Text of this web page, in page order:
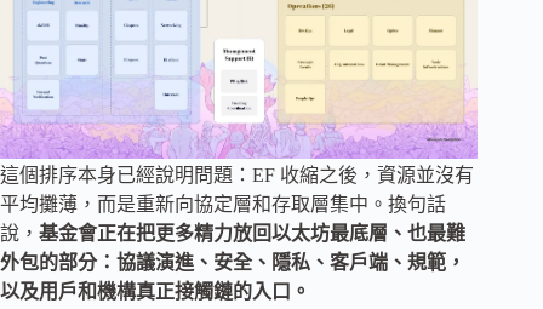
這個排序本身已經說明問題：EF 收縮之後，資源並沒有
平均攤薄，而是重新向協定層和存取層集中。換句話
說， 基金會正在把更多精力放回以太坊最底層、也最難
外包的部分：協議演進、安全、隱私、客戶端、規範，
以及用戶和機構真正接觸鏈的入口。